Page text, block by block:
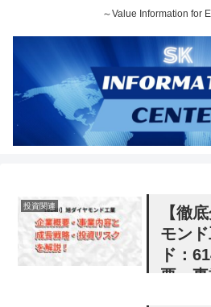
～Value Information for
投資関連
【徹
モン
ド：
要・
略・